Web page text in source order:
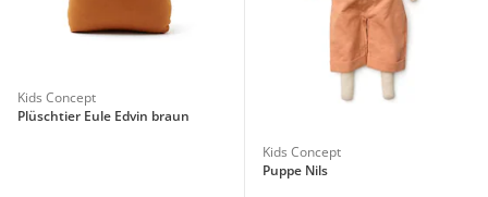
Kids Concept
Plüschtier Eule Edvin braun
Kids Concept
Puppe Nils